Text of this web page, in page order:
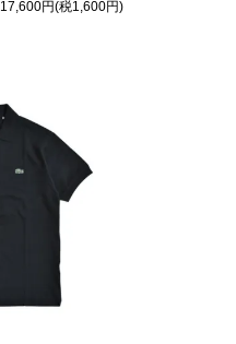
17,600円(税1,600円)